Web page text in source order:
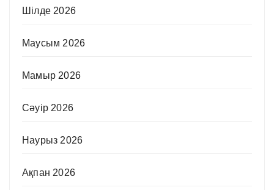
Шілде 2026
Маусым 2026
Мамыр 2026
Сәуір 2026
Наурыз 2026
Ақпан 2026